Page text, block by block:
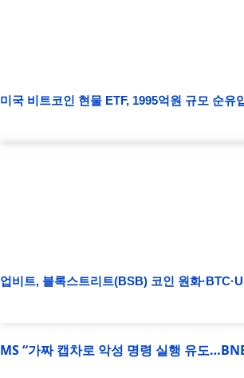
미국 비트코인 현물 ETF, 1995억원 규모 순유
업비트, 블록스트리트(BSB) 코인 원화
MS “가짜 캡차로 악성 명령 실행 유도